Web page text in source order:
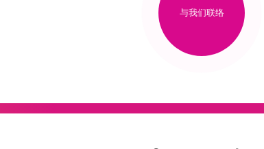
与我们联络